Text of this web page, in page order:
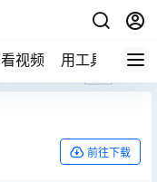
看视频 用工具 论技
前往下载